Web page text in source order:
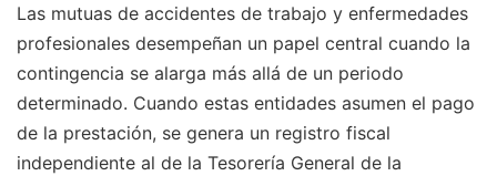
Las mutuas de accidentes de trabajo y enfermedades
profesionales desempeñan un papel central cuando la
contingencia se alarga más allá de un periodo
determinado. Cuando estas entidades asumen el pago
de la prestación, se genera un registro fiscal
independiente al de la Tesorería General de la